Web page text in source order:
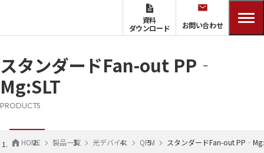
資料
ダウンロード
お問い合わせ
スタンダードFan-out PP‐
Mg:SLT
PRODUCTS
HOME 製品一覧 光デバイス QPM スタンダードFan-out